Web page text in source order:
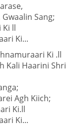
Sang;
Ki ll
Ki...
Ki .ll
Kali Haarini Shri
Agh Kiich;
Ki.ll
Ki...